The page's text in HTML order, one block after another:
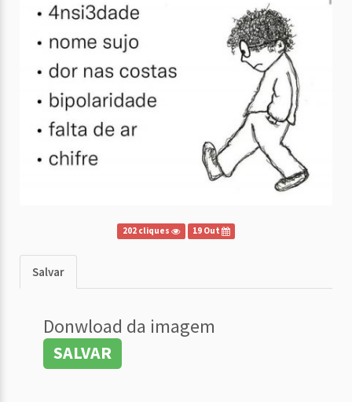
202 cliques 19 Out
Salvar
Donwload da imagem
SALVAR